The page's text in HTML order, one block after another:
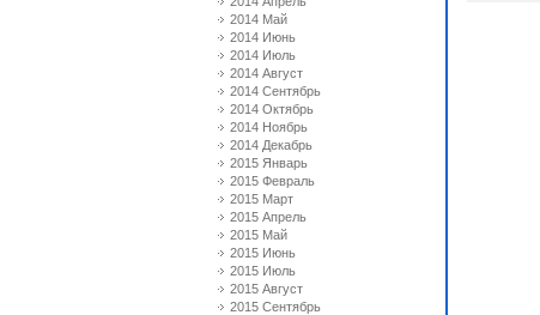
2014 Май
2014 Июнь
2014 Июль
2014 Август
2014 Сентябрь
2014 Октябрь
2014 Ноябрь
2014 Декабрь
2015 Январь
2015 Февраль
2015 Март
2015 Апрель
2015 Май
2015 Июнь
2015 Июль
2015 Август
2015 Сентябрь